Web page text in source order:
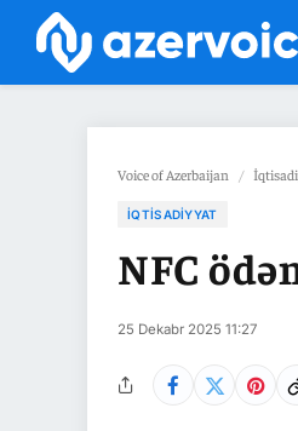
Voice of Azerbaijan /
İQTISADIYYAT
NFC
25 Dekabr 2025 11:27